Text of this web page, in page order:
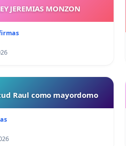
que establezca los
prevenir, atender,
este y otros
de una atención terapéutica.s
puedes escribir al
JEREMIAS MONZON
Raul como mayordomo